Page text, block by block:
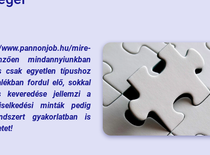
mire-
mindannyiunkban
egyetlen típushoz
fordul elő, sokkal
jellemzi a
minták pedig
gyakorlatban is